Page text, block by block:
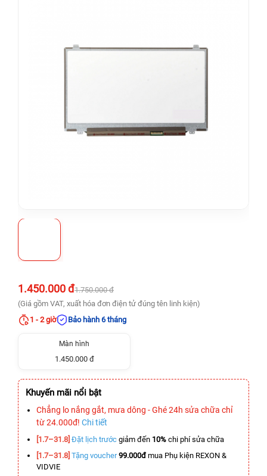
1.450.000 đ1.750.000 đ
(Giá gồm VAT, xuất hóa đơn điện tử đúng tên linh kiện)
1 - 2 giờ
Bảo hành 6 tháng
Màn hình
1.450.000 đ
Khuyến mãi nổi bật
Chẳng lo nắng gắt, mưa dông - Ghé 24h sửa chữa chỉ
từ 24.000đ! Chi tiết
[1.7–31.8] Đặt lịch trước giảm đến 10% chi phí sửa chữa
[1.7–31.8] Tặng voucher 99.000đmua Phụ kiện REXON &
VIDVIE